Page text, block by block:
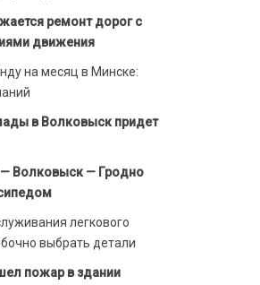
ремонт дорог с
движения
на месяц в Минске:
в Волковыск придет
— Волковыск — Гродно
легкового
выбрать детали
пожар в здании